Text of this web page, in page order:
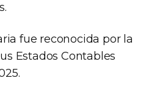
fue reconocida por la
Estados Contables